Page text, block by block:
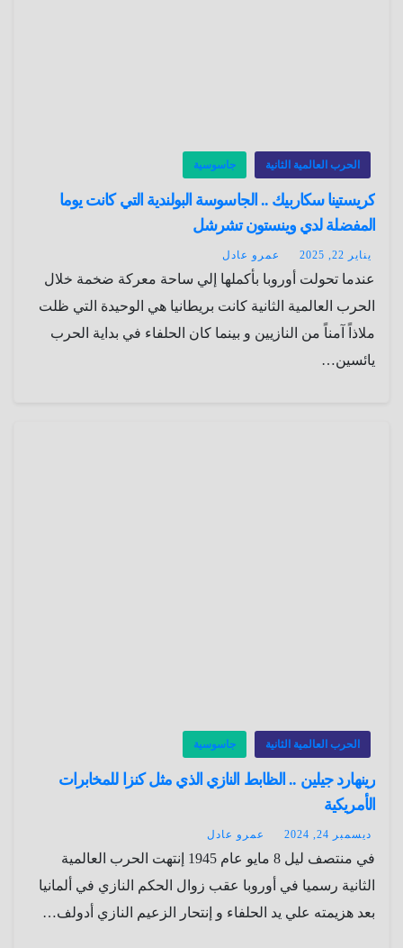
الحرب العالمية الثانية جاسوسية
كريستينا سكاربيك .. الجاسوسة البولندية التي كانت يوما
المفضلة لدي وينستون تشرشل
يناير 22, 2025 عمرو عادل
عندما تحولت أوروبا بأكملها إلي ساحة معركة ضخمة خلال
الحرب العالمية الثانية كانت بريطانيا هي الوحيدة التي ظلت
ملاذاً آمناً من النازيين و بينما كان الحلفاء في بداية الحرب
يائسين…
الحرب العالمية الثانية جاسوسية
رينهارد جيلين .. الظابط النازي الذي مثل كنزا للمخابرات
الأمريكية
ديسمبر 24, 2024 عمرو عادل
في منتصف ليل 8 مايو عام 1945 إنتهت الحرب العالمية
الثانية رسميا في أوروبا عقب زوال الحكم النازي في ألمانيا
بعد هزيمته علي يد الحلفاء و إنتحار الزعيم النازي أدولف…